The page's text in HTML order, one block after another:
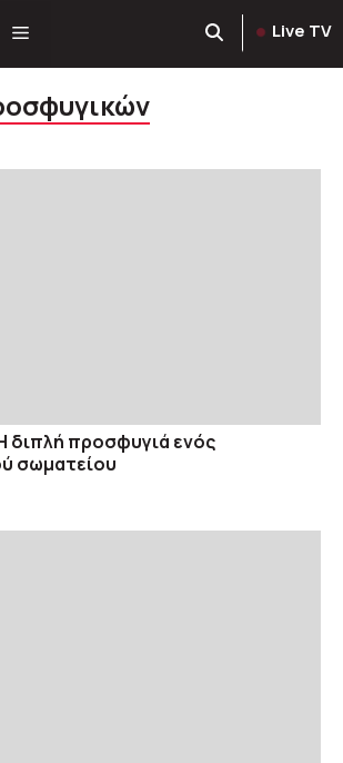
Live TV
διπλή προσφυγιά ενός
σωματείου